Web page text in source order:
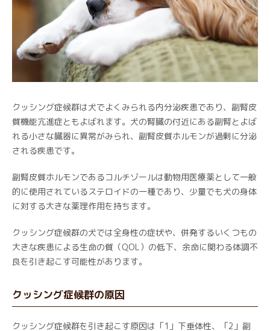
クッシング症候群は犬でよくみられる内分泌疾患であり、副腎皮
質機能亢進症ともよばれます。犬の腎臓の付近にある副腎とよば
れる小さな臓器に異常がみられ、副腎皮質ホルモンが過剰に分泌
される疾患です。
副腎皮質ホルモンであるコルチゾールは動物用医療薬として一般
的に使用されているステロイドの一種であり、少量でも犬の身体
に対する大きな薬理作用を持ちます。
クッシング症候群の犬では全身性の症状や、併発するいくつもの
大きな疾患による生命の質（QOL）の低下、余命に関わる体調不
良を引き起こす可能性があります。
クッシング症候群の原因
クッシング症候群を引き起こす原因は「1」下垂体性、「2」副